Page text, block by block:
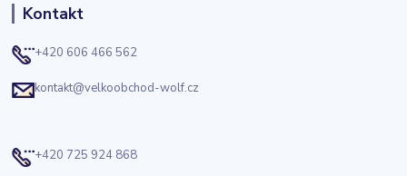
Kontakt
+420 606 466 562
kontakt@velkoobchod-wolf.cz
+420 725 924 868